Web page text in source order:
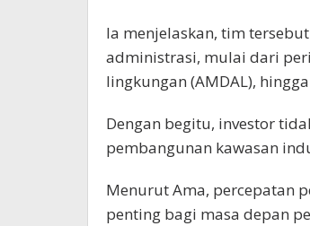
Ia menjelaskan, tim
administrasi, mulai dari
lingkungan (AMDAL),
Dengan begitu, investor
pembangunan kawasan
Menurut Ama, percepatan
penting bagi masa depan